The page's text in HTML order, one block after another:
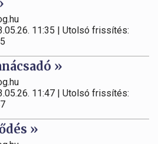
11:35 | Utolsó frissítés:
»
11:47 | Utolsó frissítés:
»